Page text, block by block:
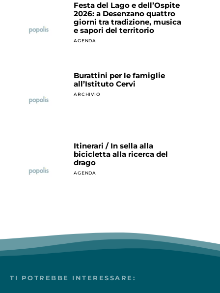
Festa del Lago e dell’Ospite
2026: a Desenzano quattro
giorni tra tradizione, musica
e sapori del territorio
AGENDA
Burattini per le famiglie
all’Istituto Cervi
ARCHIVIO
Itinerari / In sella alla
bicicletta alla ricerca del
drago
AGENDA
TI POTREBBE INTERESSARE: